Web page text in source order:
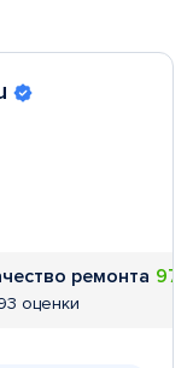
ремонта
оценки